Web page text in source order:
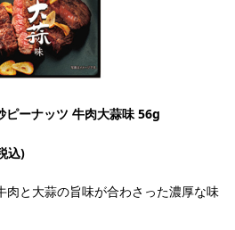
ピーナッツ 牛肉大蒜味 56g
込)
肉と大蒜の旨味が合わさった濃厚な味